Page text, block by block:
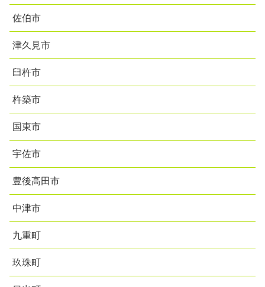
佐伯市
津久見市
臼杵市
杵築市
国東市
宇佐市
豊後高田市
中津市
九重町
玖珠町